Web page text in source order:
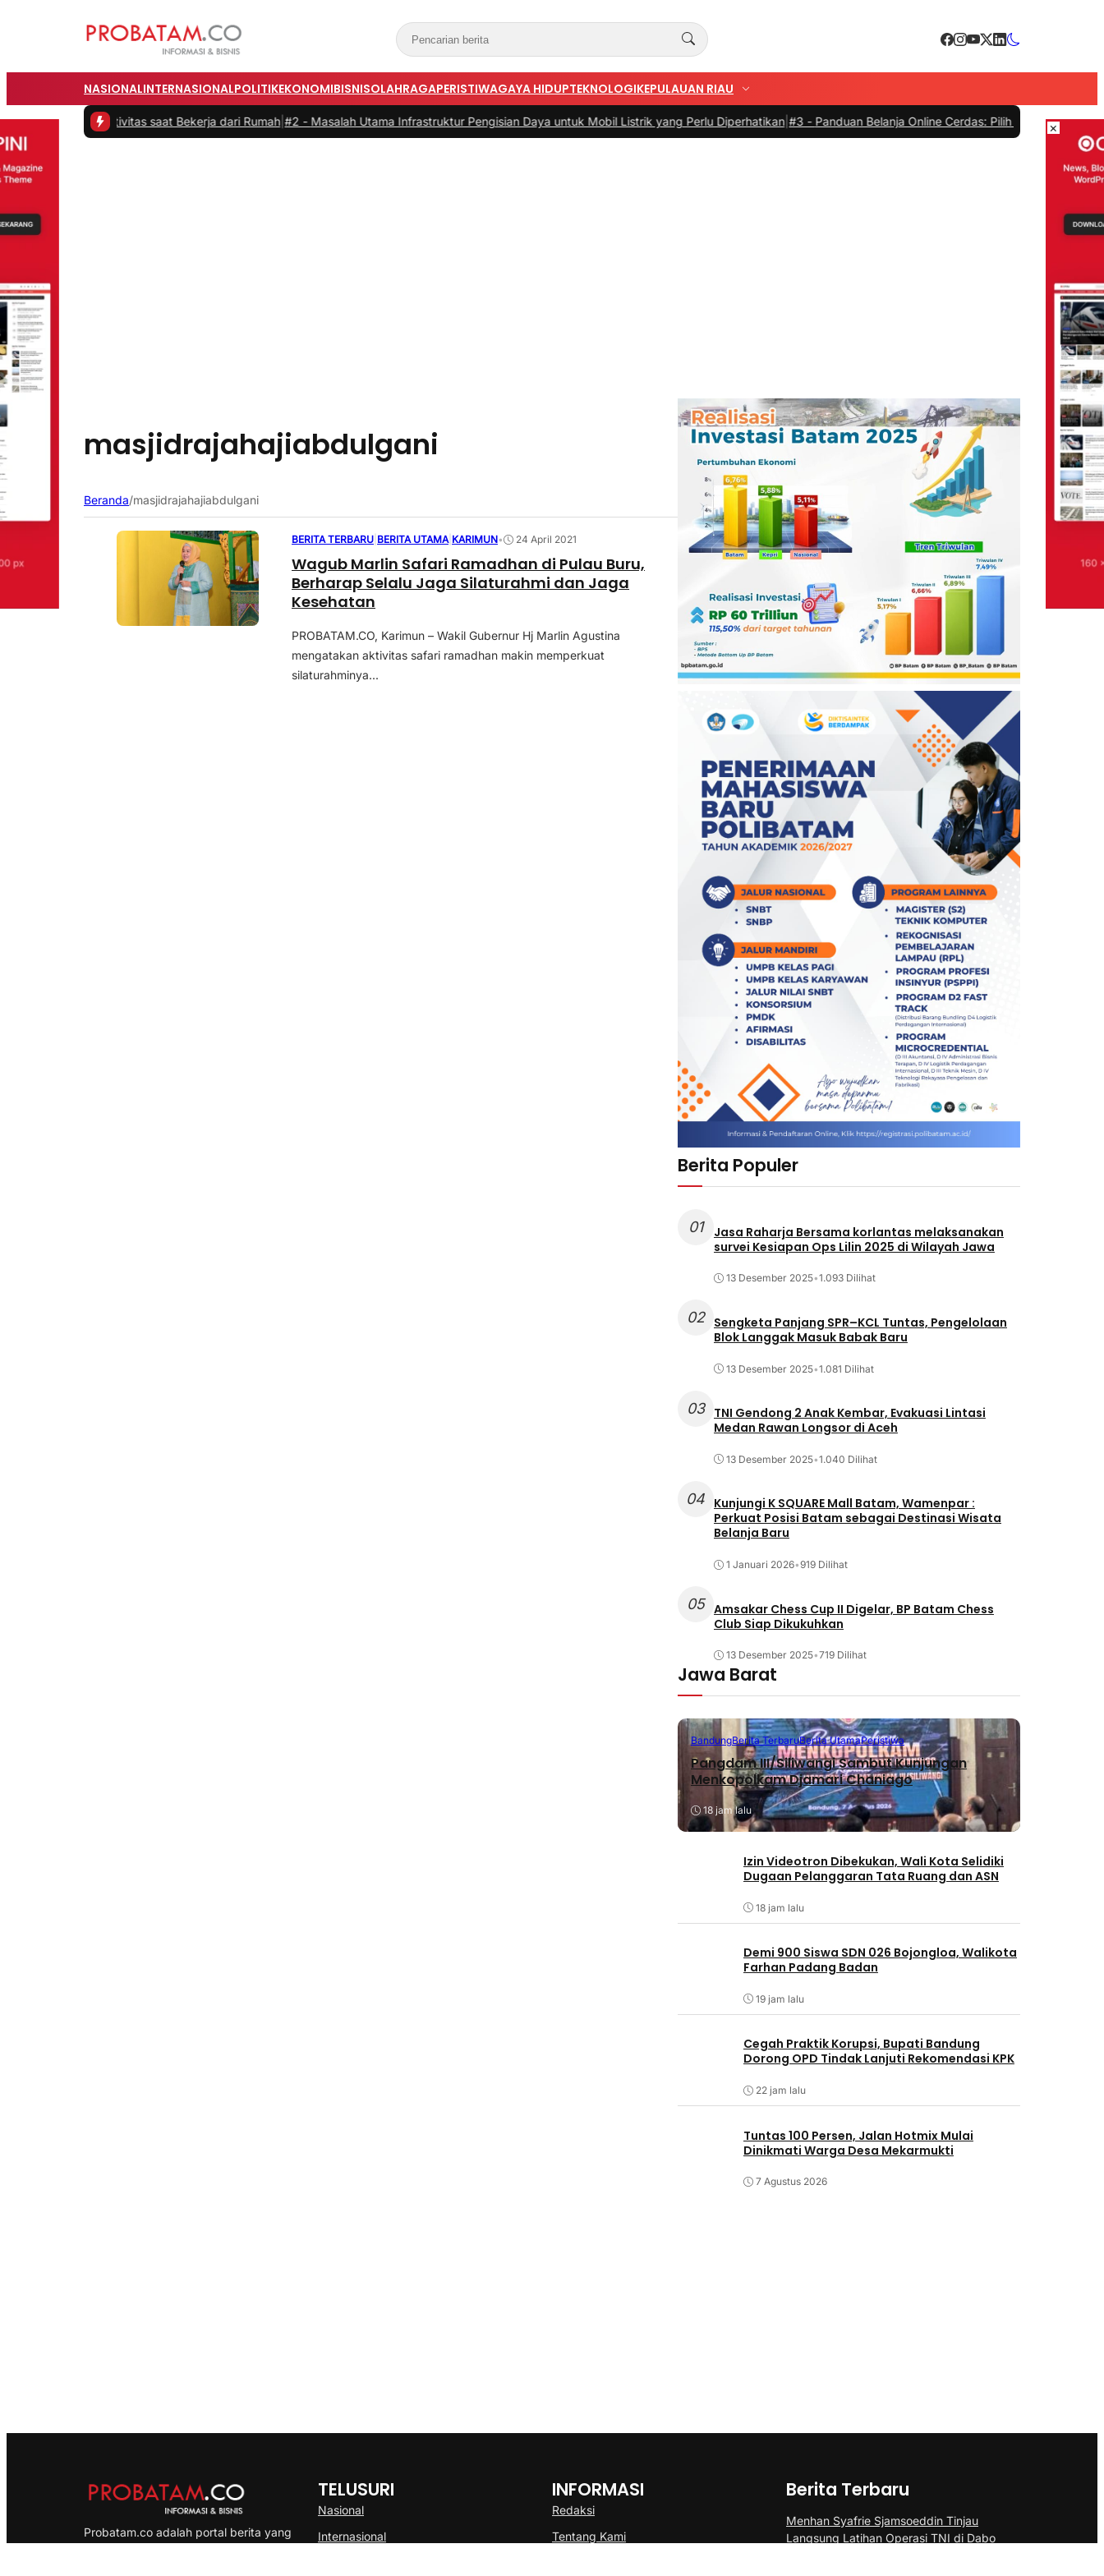
NASIONALINTERNASIONALPOLITIKEKONOMIBISNISOLAHRAGAPERISTIWAGAYA HIDUPTEKNOLOGIKEPULAUAN RIAU
Produktivitas saat Bekerja dari Rumah |#2 -Masalah Utama Infrastruktur Pengisian Daya untuk Mobil Listrik yang Perlu Diperhatikan|#3 -Panduan Belanja Online Cerdas: Pilih Produk dengan Bijak dan
masjidrajahajiabdulgani
Beranda/masjidrajahajiabdulgani
BERITA TERBARU BERITA UTAMA KARIMUN• 24 April 2021
Wagub Marlin Safari Ramadhan di Pulau Buru,
Berharap Selalu Jaga Silaturahmi dan Jaga
Kesehatan
PROBATAM.CO, Karimun – Wakil Gubernur Hj Marlin Agustina
mengatakan aktivitas safari ramadhan makin memperkuat
silaturahminya...
Berita Populer
01
Jasa Raharja Bersama korlantas melaksanakan
survei Kesiapan Ops Lilin 2025 di Wilayah Jawa
13 Desember 2025•1.093 Dilihat
02
Sengketa Panjang SPR–KCL Tuntas, Pengelolaan
Blok Langgak Masuk Babak Baru
13 Desember 2025•1.081 Dilihat
03
TNI Gendong 2 Anak Kembar, Evakuasi Lintasi
Medan Rawan Longsor di Aceh
13 Desember 2025•1.040 Dilihat
04 Kunjungi K SQUARE Mall Batam, Wamenpar :
Perkuat Posisi Batam sebagai Destinasi Wisata
Belanja Baru
1 Januari 2026•919 Dilihat
05 Amsakar Chess Cup II Digelar, BP Batam Chess
Club Siap Dikukuhkan
13 Desember 2025•719 Dilihat
Jawa Barat
BandungBerita TerbaruBerita UtamaPeristiwa
Pangdam III/Siliwangi Sambut Kunjungan
Menkopolkam Djamari Chaniago
18 jam lalu
Izin Videotron Dibekukan, Wali Kota Selidiki
Dugaan Pelanggaran Tata Ruang dan ASN
18 jam lalu
Demi 900 Siswa SDN 026 Bojongloa, Walikota
Farhan Padang Badan
19 jam lalu
Cegah Praktik Korupsi, Bupati Bandung
Dorong OPD Tindak Lanjuti Rekomendasi KPK
22 jam lalu
Tuntas 100 Persen, Jalan Hotmix Mulai
Dinikmati Warga Desa Mekarmukti
7 Agustus 2026
Probatam.co adalah portal berita yang
TELUSURI
Nasional
Internasional
INFORMASI
Redaksi
Tentang Kami
Berita Terbaru
Menhan Syafrie Sjamsoeddin Tinjau
Langsung Latihan Operasi TNI di Dabo
×